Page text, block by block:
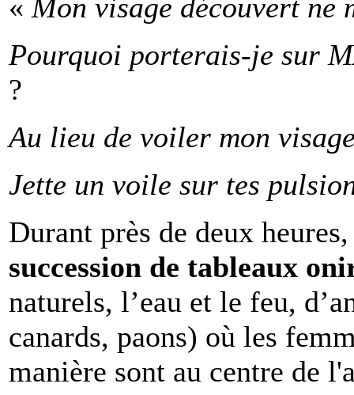
« Mon visage découvert ne
Pourquoi porterais-je sur
?
Au lieu de voiler mon
Jette un voile sur tes
Durant près de deux
succession de tableaux
naturels, l’eau et le feu,
canards, paons) où les
manière sont au centre de